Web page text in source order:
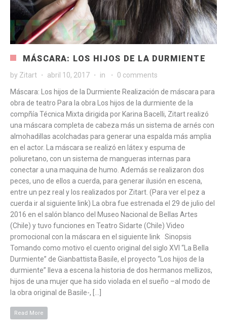
MÁSCARA: LOS HIJOS DE LA DURMIENTE
by Zitart abril 10, 2017 in 0 comments
Máscara: Los hijos de la Durmiente Realización de máscara para
obra de teatro Para la obra Los hijos de la durmiente de la
compñía Técnica Mixta dirigida por Karina Bacelli, Zitart realizó
una máscara completa de cabeza más un sistema de arnés con
almohadillas acolchadas para generar una espalda más amplia
en el actor. La máscara se realizó en látex y espuma de
poliuretano, con un sistema de mangueras internas para
conectar a una maquina de humo. Además se realizaron dos
peces, uno de ellos a cuerda, para generar ilusión en escena,
entre un pez real y los realizados por Zitart. (Para ver el pez a
cuerda ir al siguiente link) La obra fue estrenada el 29 de julio del
2016 en el salón blanco del Museo Nacional de Bellas Artes
(Chile) y tuvo funciones en Teatro Sidarte (Chile) Video
promocional con la máscara en el siguiente link Sinopsis
Tomando como motivo el cuento original del siglo XVI “La Bella
Durmiente” de Gianbattista Basile, el proyecto “Los hijos de la
durmiente” lleva a escena la historia de dos hermanos mellizos,
hijos de una mujer que ha sido violada en el sueño –al modo de
la obra original de Basile-, […]
Read More